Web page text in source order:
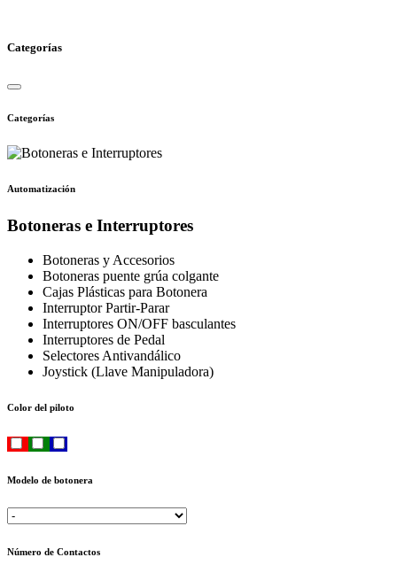
Categorías
Categorías
Automatización
Botoneras e Interruptores
Botoneras y Accesorios
Botoneras puente grúa colgante
Cajas Plásticas para Botonera
Interruptor Partir-Parar
Interruptores ON/OFF basculantes
Interruptores de Pedal
Selectores Antivandálico
Joystick (Llave Manipuladora)
Color del piloto
Modelo de botonera
Número de Contactos